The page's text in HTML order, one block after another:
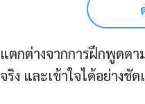
แตกต่างจากการฝึกพูดตา
จริง และเข้าใจได้อย่าง